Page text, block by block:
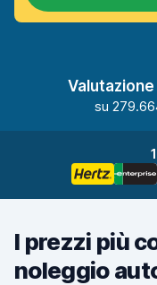
su
I prezzi più
noleggio